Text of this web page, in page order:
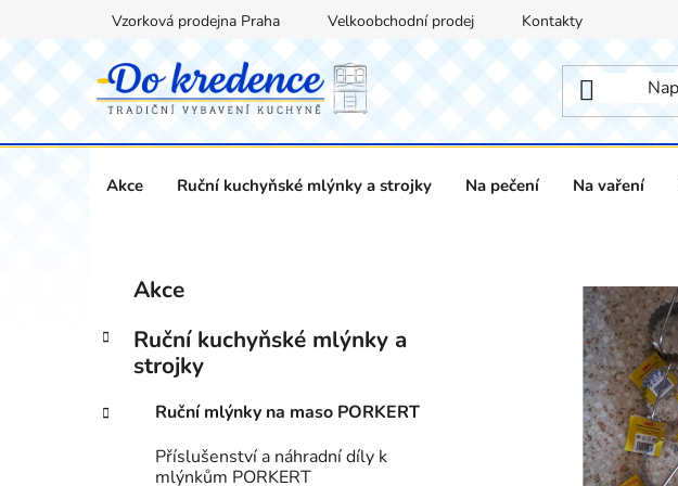
obsah
Vzorková prodejna Praha Velkoobchodní prodej Kontakty
Akce Ruční kuchyňské mlýnky a strojky Na pečení Na vaření
s
a
Přeskočit
kategorie
e
r
Akce
Ruční kuchyňské mlýnky a
strojky
Ruční mlýnky na maso PORKERT
Příslušenství a náhradní díly k
mlýnkům PORKERT